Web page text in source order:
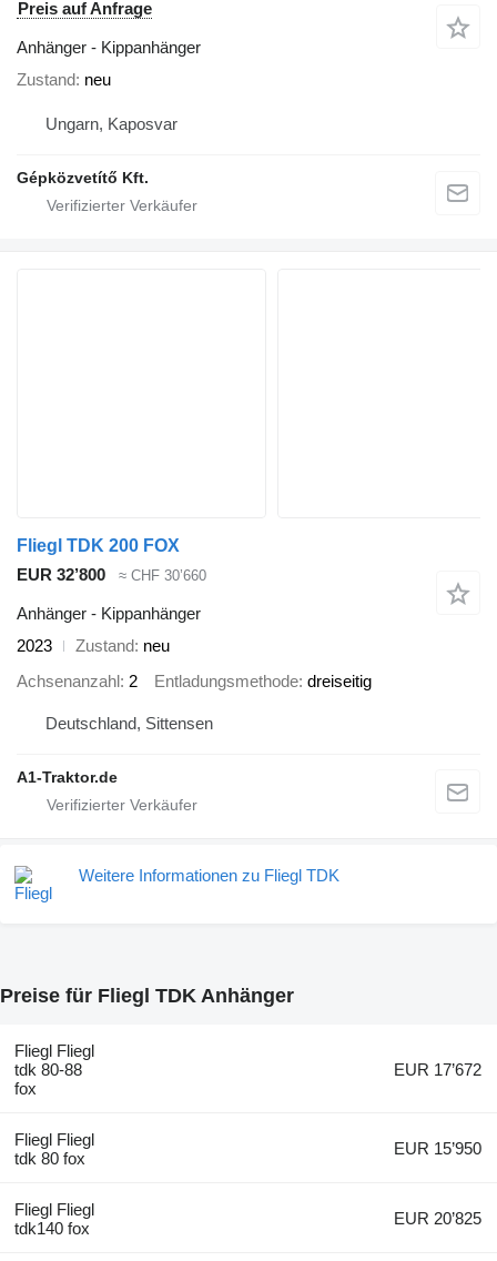
Preis auf Anfrage
Anhänger - Kippanhänger
Zustand neu
Ungarn, Kaposvar
Gépközvetítő Kft.
Fliegl TDK 200 FOX
EUR 32’800
≈ CHF 30’660
Anhänger - Kippanhänger
2023
Zustand neu
Achsenanzahl 2 Entladungsmethode dreiseitig
Deutschland, Sittensen
A1-Traktor.de
Weitere Informationen zu Fliegl TDK
Preise für Fliegl TDK Anhänger
Fliegl Fliegl
tdk 80-88
fox
EUR 17’672
Fliegl Fliegl
tdk 80 fox
EUR 15’950
Fliegl Fliegl
tdk140 fox
EUR 20’825